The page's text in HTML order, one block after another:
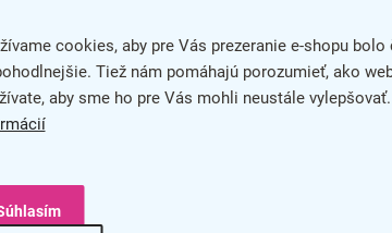
cookies, aby pre Vás prezeranie e-shopu bolo
Tiež nám pomáhajú porozumieť, ako
aby sme ho pre Vás mohli neustále vylepšovať.